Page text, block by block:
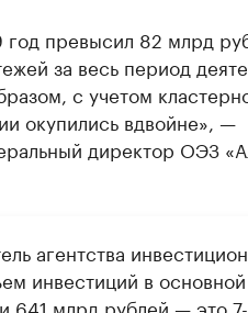
превысил 82 млрд
за весь период
с учетом
окупились вдвойне», —
директор ОЭЗ
агентства
инвестиций в основной
641 млрд рублей — это